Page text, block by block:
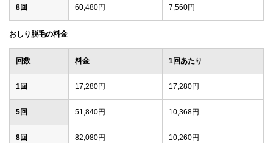
8回 60,480円 7,560円
おしり脱毛の料金
回数 料金 1回あたり
1回 17,280円 17,280円
5回 51,840円 10,368円
8回 82,080円 10,260円